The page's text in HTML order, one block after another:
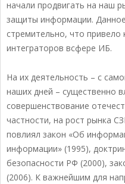
начали продвигать на наш
защиты информации.
стремительно, что
интеграторов всфере ИБ.
На их деятельность – с
наших дней – существенно
совершенствование
частности, на рост рынка
повлиял закон «Об
информации» (1995),
безопасности РФ (2000),
(2006). К важнейшим для